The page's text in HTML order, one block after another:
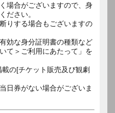
場合がございますので、身
ださい。
りする場合もございますの
効な身分証明書の種類など
て＞ご利用にあたって」を
の[チケット販売及び観劇
日券がない場合がございま